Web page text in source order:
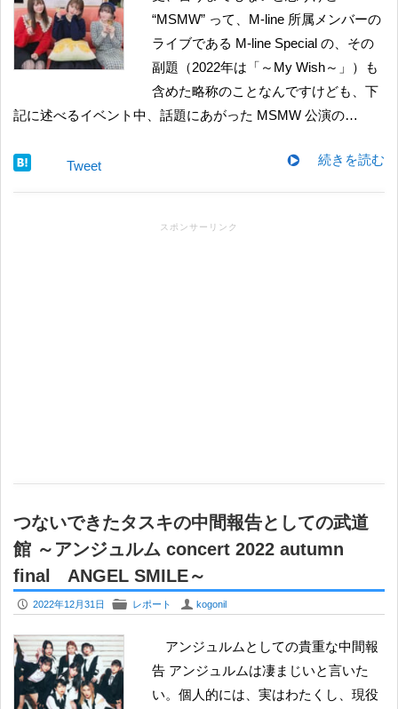
“MSMW” って、M-line 所属メンバーの
ライブである M-line Special の、その
副題（2022年は「～My Wish～」）も
含めた略称のことなんですけども、下
記に述べるイベント中、話題にあがった MSMW 公演の…
続きを読む
Tweet
スポンサーリンク
つないできたタスキの中間報告としての武道
館 ～アンジュルム concert 2022 autumn
final ANGEL SMILE～
P 2022年12月31日 F レポート U kogonil
アンジュルムとしての貴重な中間報
告 アンジュルムは凄まじいと言いた
い。個人的には、実はわたくし、現役